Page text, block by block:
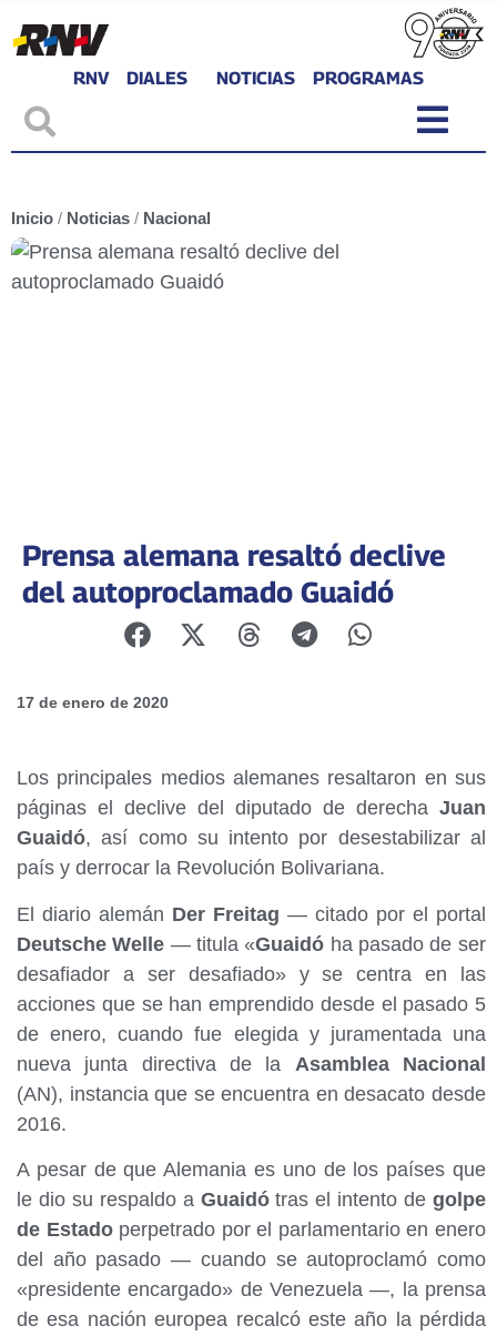
RNV DIALES NOTICIAS PROGRAMAS
Inicio / Noticias / Nacional
Prensa alemana resaltó declive
del autoproclamado Guaidó
17 de enero de 2020
Los principales medios alemanes resaltaron en sus
páginas el declive del diputado de derecha Juan
Guaidó, así como su intento por desestabilizar al
país y derrocar la Revolución Bolivariana.
El diario alemán Der Freitag — citado por el portal
Deutsche Welle — titula «Guaidó ha pasado de ser
desafiador a ser desafiado» y se centra en las
acciones que se han emprendido desde el pasado 5
de enero, cuando fue elegida y juramentada una
nueva junta directiva de la Asamblea Nacional
(AN), instancia que se encuentra en desacato desde
2016.
A pesar de que Alemania es uno de los países que
le dio su respaldo a Guaidótras el intento de golpe
de Estadoperpetrado por el parlamentario en enero
del año pasado — cuando se autoproclamó como
«presidente encargado» de Venezuela —, la prensa
de esa nación europea recalcó este año la pérdida